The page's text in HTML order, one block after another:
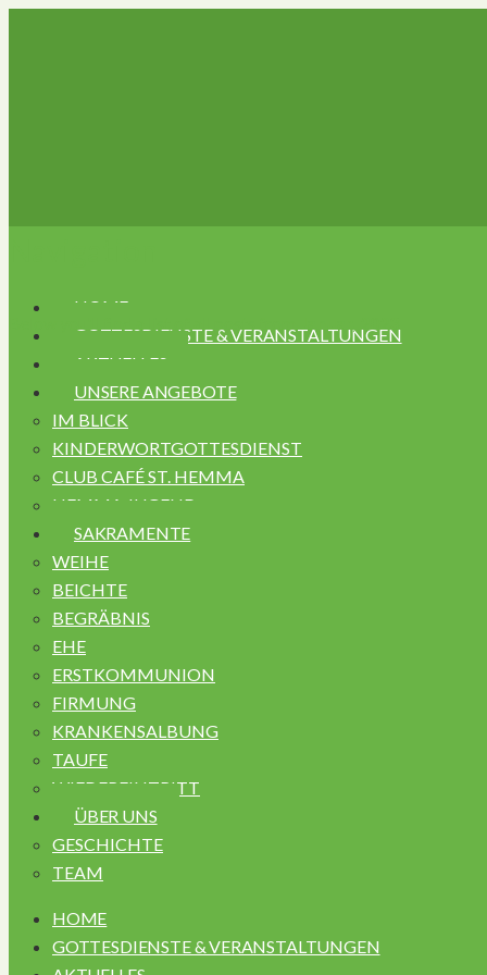
HOME
GOTTESDIENSTE & VERANSTALTUNGEN
AKTUELLES
UNSERE ANGEBOTE
IM BLICK
KINDERWORTGOTTESDIENST
CLUB CAFÉ ST. HEMMA
HEMMA JUGEND
SAKRAMENTE
WEIHE
BEICHTE
BEGRÄBNIS
EHE
ERSTKOMMUNION
FIRMUNG
KRANKENSALBUNG
TAUFE
WIEDEREINTRITT
ÜBER UNS
GESCHICHTE
TEAM
HOME
GOTTESDIENSTE & VERANSTALTUNGEN